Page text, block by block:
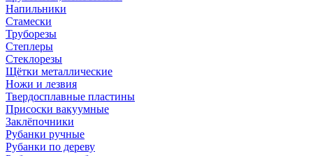
Напильники
Стамески
Труборезы
Степлеры
Стеклорезы
Щётки металлические
Ножи и лезвия
Твердосплавные пластины
Присоски вакуумные
Заклёпочники
Рубанки ручные
Рубанки по дереву